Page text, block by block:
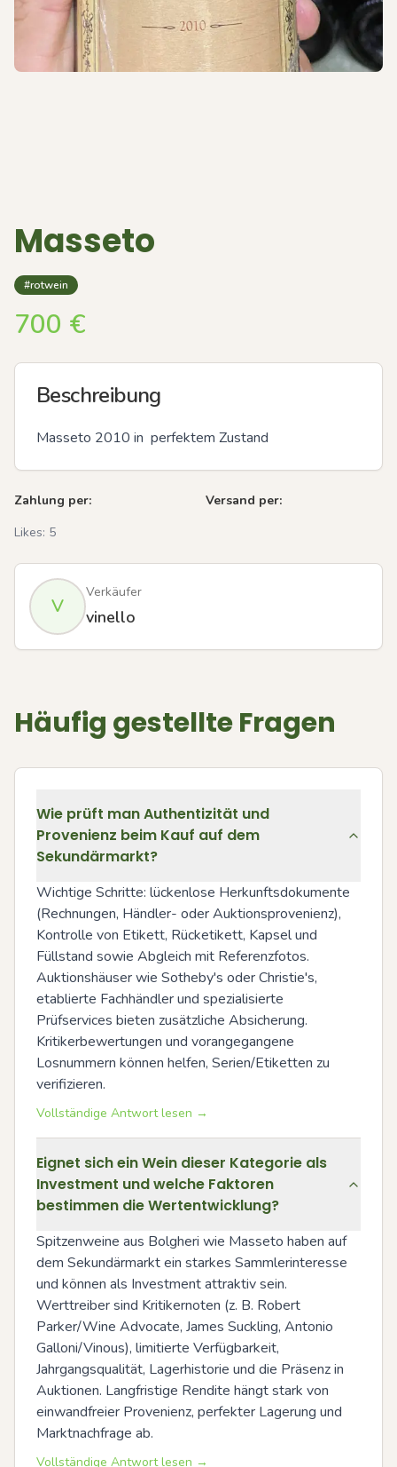
Masseto
#rotwein
700 €
Beschreibung
Masseto 2010 in  perfektem Zustand
Zahlung per:
Versand per:
Likes: 5
V
Verkäufer
vinello
Häufig gestellte Fragen
Wie prüft man Authentizität und
Provenienz beim Kauf auf dem
Sekundärmarkt?
Wichtige Schritte: lückenlose Herkunftsdokumente
(Rechnungen, Händler- oder Auktionsprovenienz),
Kontrolle von Etikett, Rücketikett, Kapsel und
Füllstand sowie Abgleich mit Referenzfotos.
Auktionshäuser wie Sotheby's oder Christie's,
etablierte Fachhändler und spezialisierte
Prüfservices bieten zusätzliche Absicherung.
Kritikerbewertungen und vorangegangene
Losnummern können helfen, Serien/Etiketten zu
verifizieren.
Vollständige Antwort lesen →
Eignet sich ein Wein dieser Kategorie als
Investment und welche Faktoren
bestimmen die Wertentwicklung?
Spitzenweine aus Bolgheri wie Masseto haben auf
dem Sekundärmarkt ein starkes Sammlerinteresse
und können als Investment attraktiv sein.
Werttreiber sind Kritikernoten (z. B. Robert
Parker/Wine Advocate, James Suckling, Antonio
Galloni/Vinous), limitierte Verfügbarkeit,
Jahrgangsqualität, Lagerhistorie und die Präsenz in
Auktionen. Langfristige Rendite hängt stark von
einwandfreier Provenienz, perfekter Lagerung und
Marktnachfrage ab.
Vollständige Antwort lesen →